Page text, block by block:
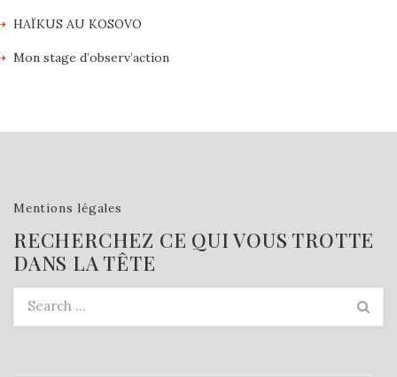
HAÏKUS AU KOSOVO
Mon stage d’observ’action
Mentions légales
RECHERCHEZ CE QUI VOUS TROTTE
DANS LA TÊTE